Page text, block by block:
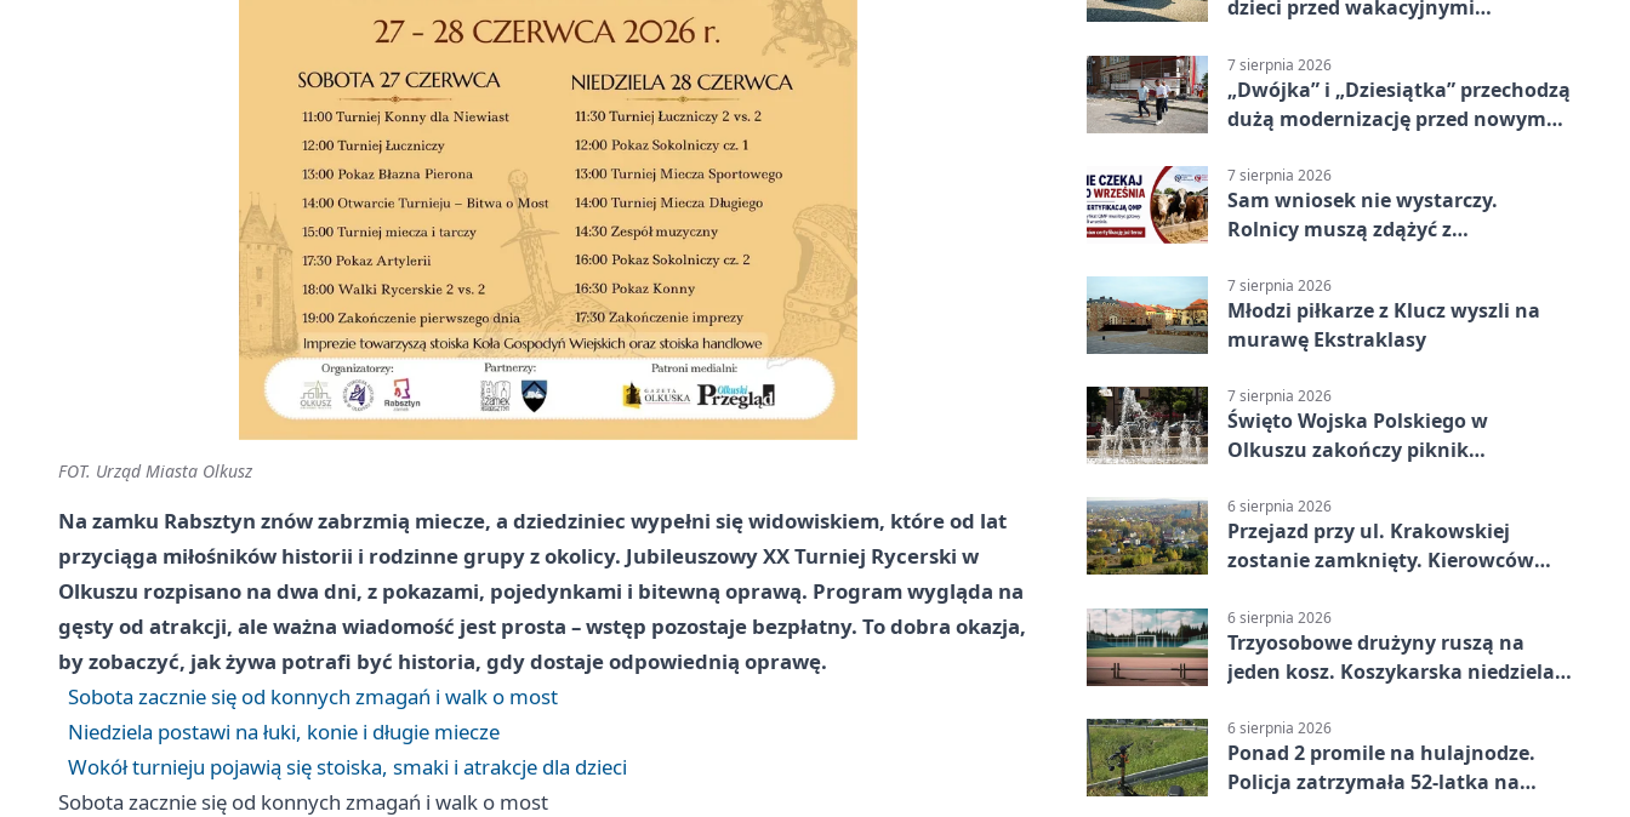
FOT. Urząd Miasta Olkusz
Na zamku Rabsztyn znów zabrzmią miecze, a dziedziniec wypełni się widowiskiem, które od lat
przyciąga miłośników historii i rodzinne grupy z okolicy. Jubileuszowy XX Turniej Rycerski w
Olkuszu rozpisano na dwa dni, z pokazami, pojedynkami i bitewną oprawą. Program wygląda na
gęsty od atrakcji, ale ważna wiadomość jest prosta – wstęp pozostaje bezpłatny. To dobra okazja,
by zobaczyć, jak żywa potrafi być historia, gdy dostaje odpowiednią oprawę.
Sobota zacznie się od konnych zmagań i walk o most
Niedziela postawi na łuki, konie i długie miecze
Wokół turnieju pojawią się stoiska, smaki i atrakcje dla dzieci
Sobota zacznie się od konnych zmagań i walk o most
dzieci przed wakacyjnymi
7 sierpnia 2026
„Dwójka” i „Dziesiątka” przechodzą
dużą modernizację przed nowym
7 sierpnia 2026
Sam wniosek nie wystarczy.
Rolnicy muszą zdążyć z
7 sierpnia 2026
Młodzi piłkarze z Klucz wyszli na
murawę Ekstraklasy
7 sierpnia 2026
Święto Wojska Polskiego w
Olkuszu zakończy piknik
6 sierpnia 2026
Przejazd przy ul. Krakowskiej
zostanie zamknięty. Kierowców
6 sierpnia 2026
Trzyosobowe drużyny ruszą na
jeden kosz. Koszykarska niedziela
6 sierpnia 2026
Ponad 2 promile na hulajnodze.
Policja zatrzymała 52-latka na